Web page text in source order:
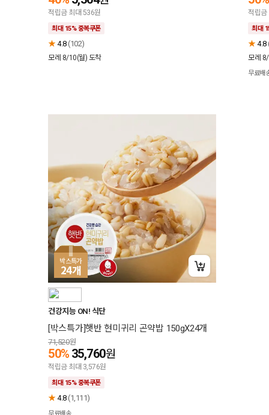
적립금 최대 536원
최대 15% 중복쿠폰
★4.8(102)
모레 8/10(월) 도착
적립금
최대
★4.8
모레
무료배
박스특가
24개
건강지능 ON! 식단
[박스특가]햇반 현미귀리 곤약밥 150gX24개
71,520원
50% 35,760원
적립금 최대 3,576원
최대 15% 중복쿠폰
★4.8(1,111)